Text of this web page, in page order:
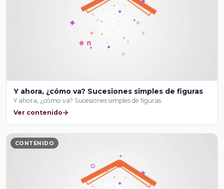
Y ahora, ¿cómo va? Sucesiones simples de figuras
Y ahora, ¿cómo va? Sucesiones simples de figuras
Ver contenido
CONTENIDO